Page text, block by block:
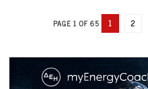
PAGE 1 OF 65 1 2